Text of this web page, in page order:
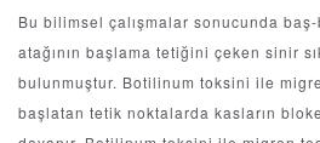
Bu bilimsel çalışmalar sonucunda
atağının başlama tetiğini çeken sinir
bulunmuştur. Botilinum toksini ile
başlatan tetik noktalarda kasların